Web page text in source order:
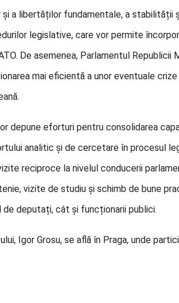
a libertăților fundamentale, a stabilității
legislative, care vor permite
De asemenea, Parlamentul Republicii
mai eficientă a unor eventuale
depune eforturi pentru consolidarea
analitic și de cercetare în procesul
reciproce la nivelul conducerii
vizite de studiu și schimb de bune
deputați, cât și funcționarii publici.
Igor Grosu, se află în Praga, unde